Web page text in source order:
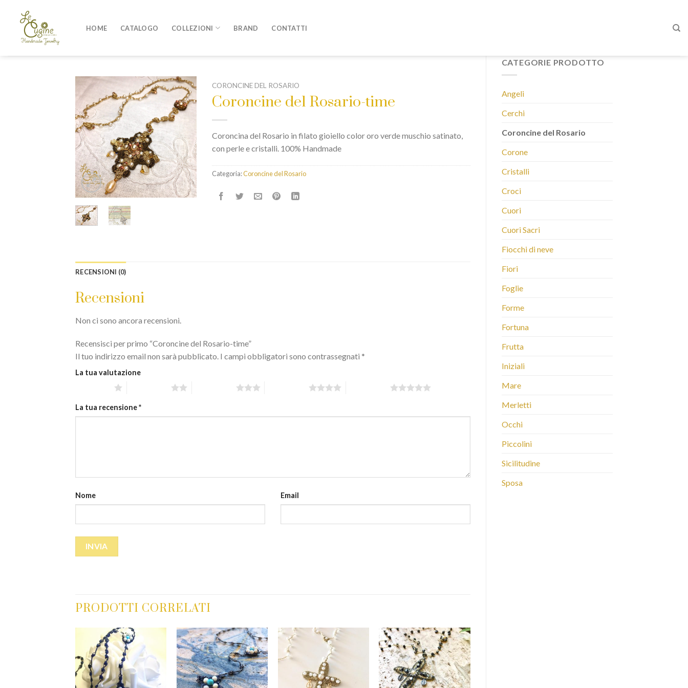
content
HOME CATALOGO COLLEZIONI BRAND CONTATTI
CATEGORIE PRODOTTO
Angeli
Cerchi
Coroncine del Rosario
Corone
Cristalli
Croci
Cuori
Cuori Sacri
Fiocchi di neve
Fiori
Foglie
Forme
Fortuna
Frutta
Iniziali
Mare
Merletti
Occhi
Piccolini
Sicilitudine
Sposa
CORONCINE DEL ROSARIO
Coroncine del Rosario-time
Coroncina del Rosario in filato gioiello color oro verde muschio satinato,
con perle e cristalli. 100% Handmade
Categoria:Coroncine del Rosario
RECENSIONI (0)
Recensioni
Non ci sono ancora recensioni.
Recensisci per primo “Coroncine del Rosario-time”
Il tuo indirizzo email non sarà pubblicato. I campi obbligatori sono contrassegnati *
La tua valutazione
La tua recensione*
Nome Email
PRODOTTI CORRELATI